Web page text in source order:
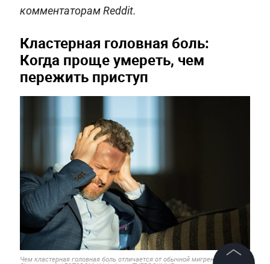
комментаторам Reddit.
Кластерная головная боль:
Когда проще умереть, чем
пережить приступ
Чем кластерная головная боль отличается от обычной мигрени. Фото ©